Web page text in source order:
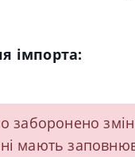
імпорта:
заборонено
мають